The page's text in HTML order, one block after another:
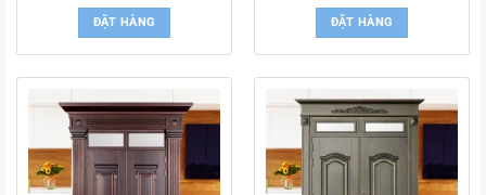
ĐẶT HÀNG ĐẶT HÀNG